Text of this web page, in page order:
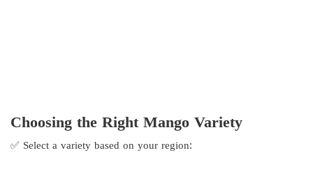
Choosing the Right Mango Variety
✅ Select a variety based on your region: